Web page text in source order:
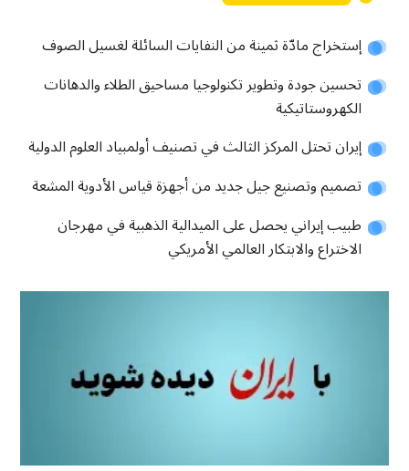
إستخراج مادّة ثمينة من النفايات السائلة لغسيل الصوف
تحسين جودة وتطوير تكنولوجيا مساحيق الطلاء والدهانات
الكهروستاتيكية
إيران تحتل المركز الثالث في تصنيف أولمبياد العلوم الدولية
تصميم وتصنيع جيل جديد من أجهزة قياس الأدوية المشعة
طبيب إيراني يحصل على الميدالية الذهبية في مهرجان
الاختراع والابتكار العالمي الأمريكي